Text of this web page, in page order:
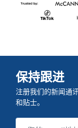
保持跟进
注册我们的新闻通
和贴士。